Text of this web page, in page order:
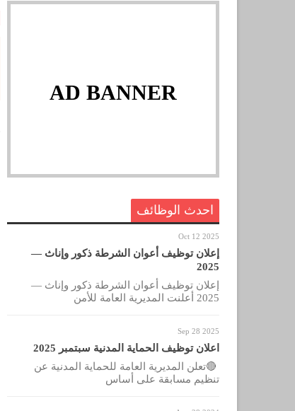
AD BANNER
احدث الوظائف
Oct 12 2025
إعلان توظيف أعوان الشرطة ذكور وإناث —
2025
إعلان توظيف أعوان الشرطة ذكور وإناث —
2025 أعلنت المديرية العامة للأمن
Sep 28 2025
اعلان توظيف الحماية المدنية سبتمبر 2025
🔴تعلن المديرية العامة للحماية المدنية عن
تنظيم مسابقة على أساس